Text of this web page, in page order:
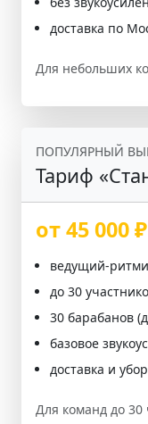
доставка по
Для небольших
ПОПУЛЯРНЫЙ
Тариф
от 45 000 ₽
ведущий-
до 30
30 барабанов
базовое
доставка и
Для команд до 30